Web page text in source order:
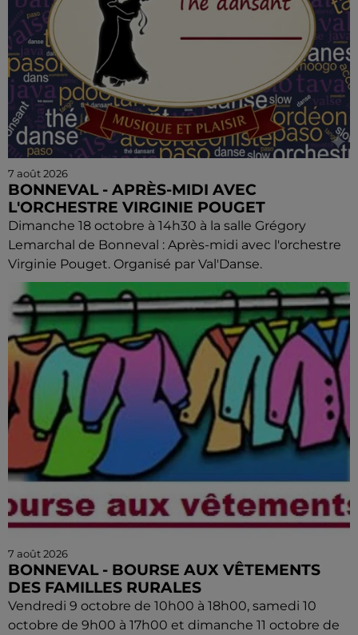
7 août 2026
BONNEVAL - APRÈS-MIDI AVEC
L'ORCHESTRE VIRGINIE POUGET
Dimanche 18 octobre à 14h30 à la salle Grégory
Lemarchal de Bonneval : Après-midi avec l'orchestre
Virginie Pouget. Organisé par Val'Danse.
7 août 2026
BONNEVAL - BOURSE AUX VÊTEMENTS
DES FAMILLES RURALES
Vendredi 9 octobre de 10h00 à 18h00, samedi 10
octobre de 9h00 à 17h00 et dimanche 11 octobre de